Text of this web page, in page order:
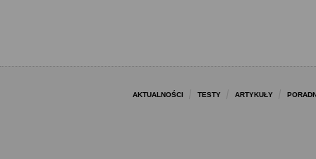
AKTUALNOŚCI TESTY ARTYKUŁY